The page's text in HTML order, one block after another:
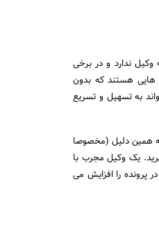
ندارد و در برخی
هایی هستند که بدون
به تسهیل و تسریع
به همین دلیل (مخصوصا
یک وکیل مجرب با
پرونده را افزایش می